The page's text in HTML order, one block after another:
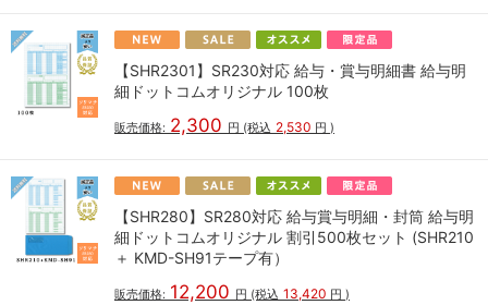
【SHR2301】SR230対応 給与・賞与明細書 給与明
細ドットコムオリジナル 100枚
販売価格: 2,300 円 (税込 2,530 円 )
【SHR280】SR280対応 給与賞与明細・封筒 給与明
細ドットコムオリジナル 割引500枚セット (SHR210
＋ KMD-SH91テープ有）
販売価格: 12,200 円 (税込 13,420 円 )